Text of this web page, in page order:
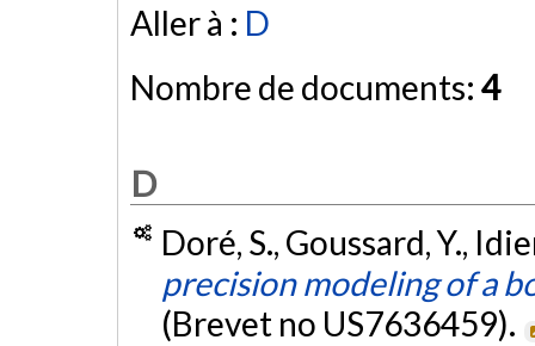
Aller à : D
Nombre de documents: 4
D
Doré, S., Goussard, Y.,
precision modeling of a
(Brevet no US7636459).